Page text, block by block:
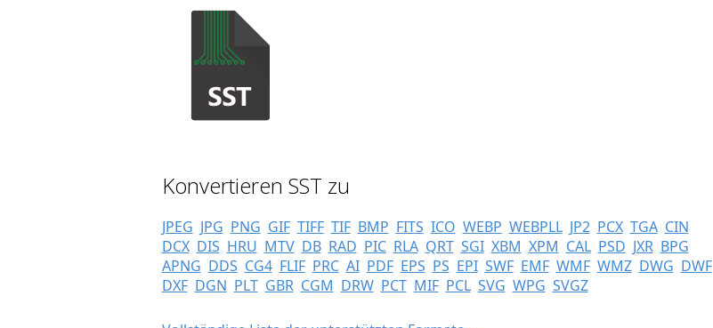
Konvertieren SST zu
JPEG JPG PNG GIF TIFF TIF BMP FITS ICO WEBP WEBPLL JP2 PCX TGA CIN
DCX DIS HRU MTV DB RAD PIC RLA QRT SGI XBM XPM CAL PSD JXR BPG
APNG DDS CG4 FLIF PRC AI PDF EPS PS EPI SWF EMF WMF WMZ DWG DWF
DXF DGN PLT GBR CGM DRW PCT MIF PCL SVG WPG SVGZ